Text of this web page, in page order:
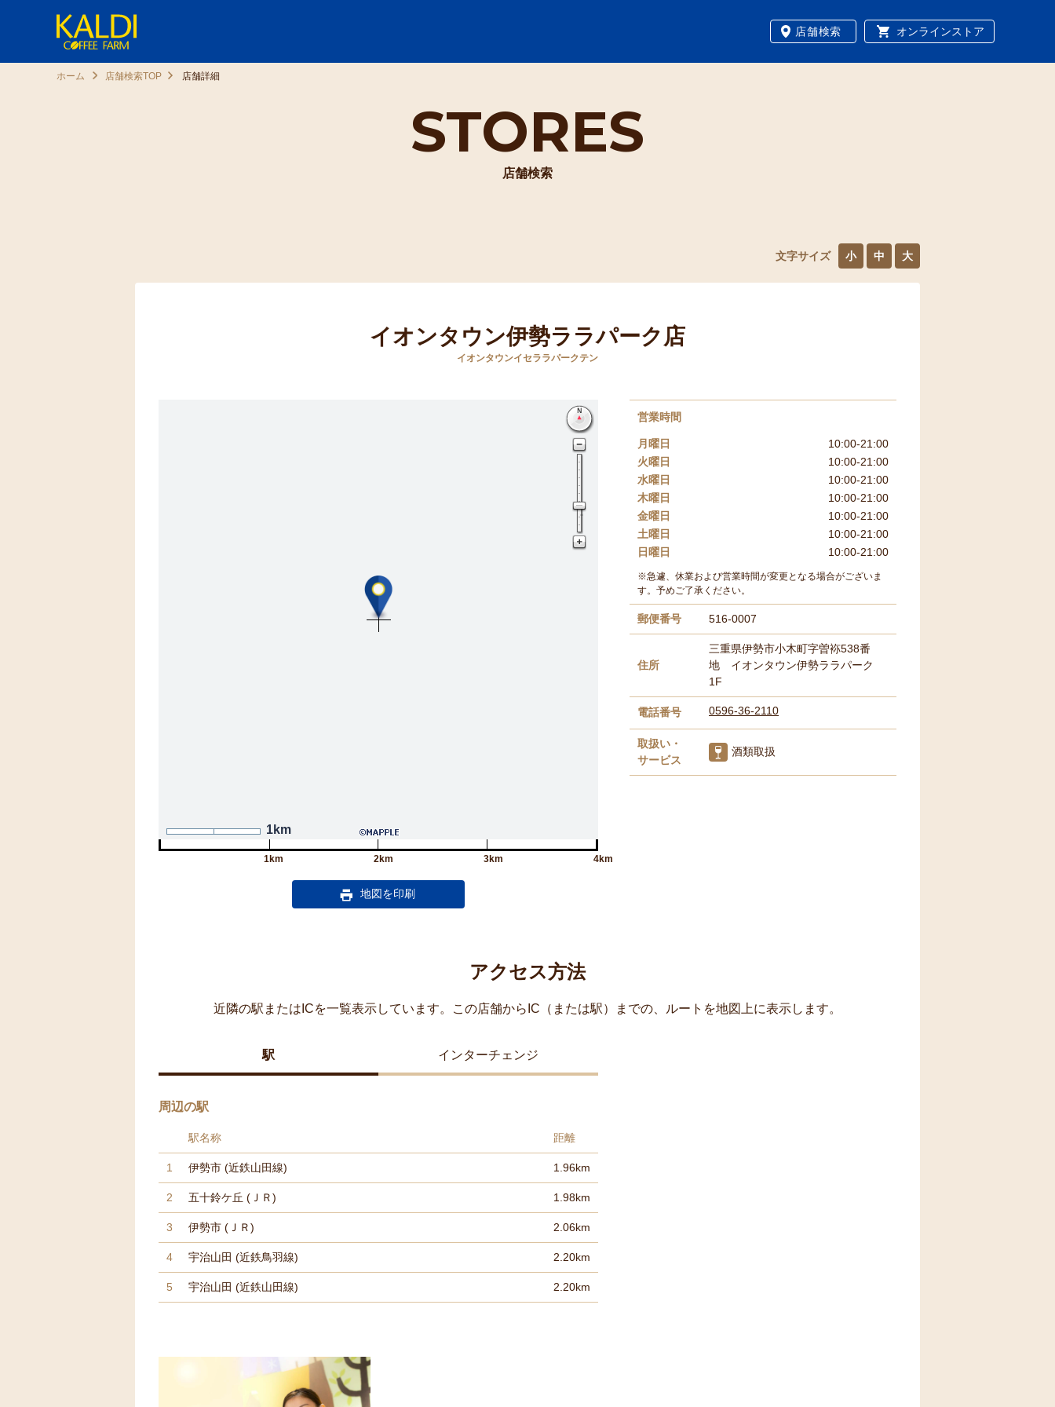
店舗検索 オンラインストア
STORES
店舗検索
ホーム 店舗検索TOP 店舗詳細
文字サイズ 小 中 大
イオンタウン伊勢ララパーク店
イオンタウンイセララパークテン
1km
1km 2km 3km 4km
営業時間
月曜日
10:00-21:00
火曜日
10:00-21:00
水曜日
10:00-21:00
木曜日
10:00-21:00
金曜日
10:00-21:00
土曜日
10:00-21:00
日曜日
10:00-21:00
※急遽、休業および営業時間が変更となる場合がございま
す。予めご了承ください。
郵便番号 516-0007
住所
三重県伊勢市小木町字曽袮538番
地 イオンタウン伊勢ララパーク
1F
電話番号 0596-36-2110
取扱い・
サービス
酒類取扱
アクセス方法
近隣の駅またはICを一覧表示しています。この店舗からIC（または駅）までの、ルートを地図上に表示します。
駅 インターチェンジ
周辺の駅
駅名称 距離
1 伊勢市 (近鉄山田線) 1.96km
2 五十鈴ケ丘 (ＪＲ) 1.98km
3 伊勢市 (ＪＲ) 2.06km
4 宇治山田 (近鉄鳥羽線) 2.20km
5 宇治山田 (近鉄山田線) 2.20km